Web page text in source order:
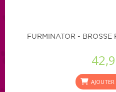
FURMINATOR - BROSSE